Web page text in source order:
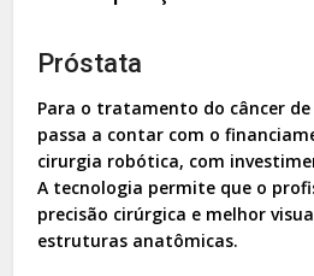
Próstata
Para o tratamento do câncer
passa a contar com o
cirurgia robótica, com
A tecnologia permite que o
precisão cirúrgica e melhor
estruturas anatômicas.